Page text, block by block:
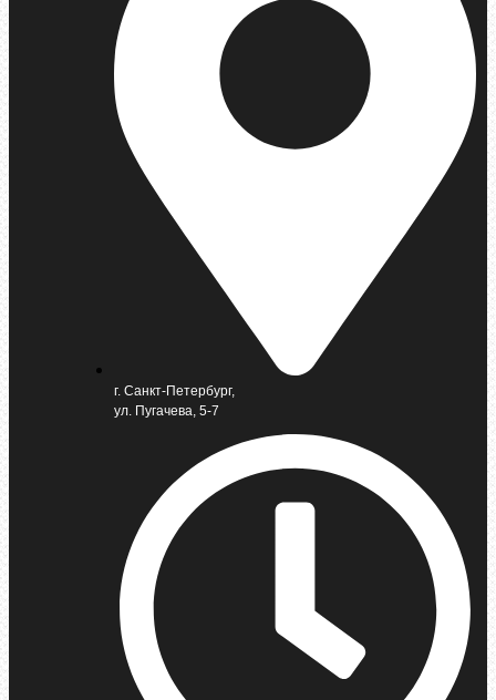
г. Санкт-Петербург,
ул. Пугачева, 5-7